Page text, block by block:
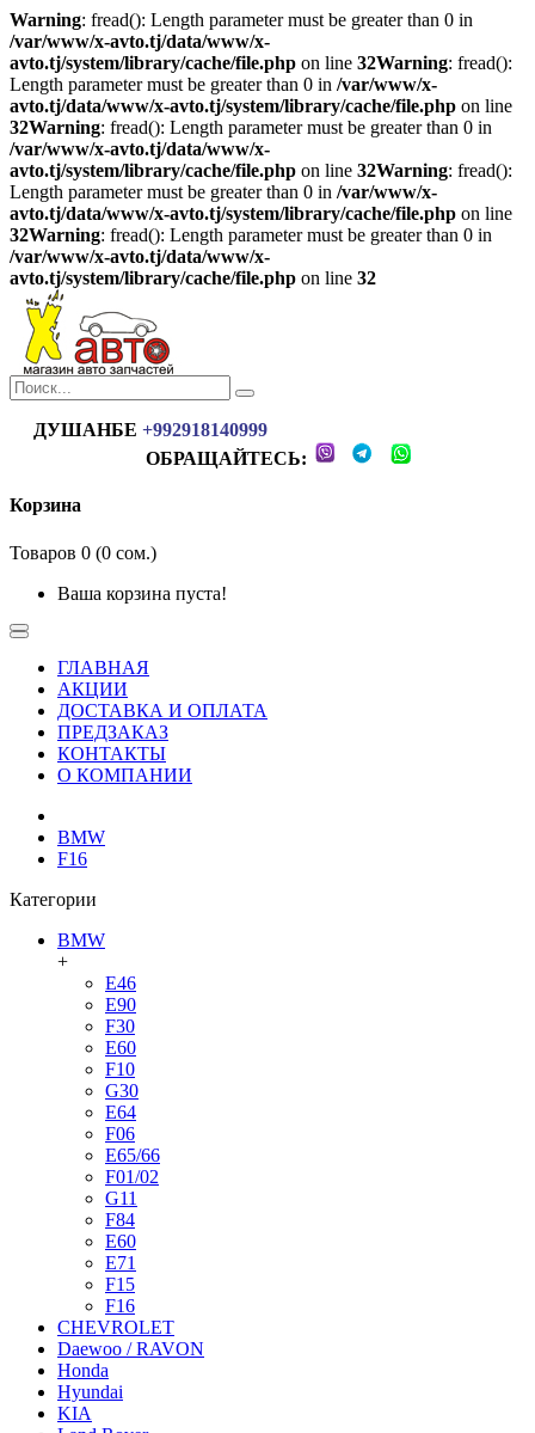
Warning: fread(): Length parameter must be greater than 0 in
/var/www/x-avto.tj/data/www/x-
avto.tj/system/library/cache/file.php on line 32Warning: fread():
Length parameter must be greater than 0 in /var/www/x-
avto.tj/data/www/x-avto.tj/system/library/cache/file.php on line
32Warning: fread(): Length parameter must be greater than 0 in
/var/www/x-avto.tj/data/www/x-
avto.tj/system/library/cache/file.php on line 32Warning: fread():
Length parameter must be greater than 0 in /var/www/x-
avto.tj/data/www/x-avto.tj/system/library/cache/file.php on line
32Warning: fread(): Length parameter must be greater than 0 in
/var/www/x-avto.tj/data/www/x-
avto.tj/system/library/cache/file.php on line 32
ДУШАНБЕ +992918140999
ОБРАЩАЙТЕСЬ:
Корзина
Товаров 0 (0 сом.)
Ваша корзина пуста!
ГЛАВНАЯ
АКЦИИ
ДОСТАВКА И ОПЛАТА
ПРЕДЗАКАЗ
КОНТАКТЫ
О КОМПАНИИ
BMW
F16
Категории
BMW
+
E46
E90
F30
E60
F10
G30
E64
F06
E65/66
F01/02
G11
F84
E60
E71
F15
F16
CHEVROLET
Daewoo / RAVON
Honda
Hyundai
KIA